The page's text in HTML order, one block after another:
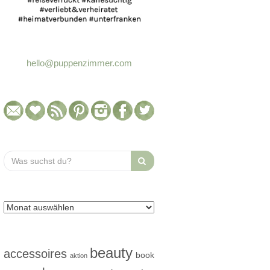
hello@puppenzimmer.com
Search
for:
accessoires aktion beauty book